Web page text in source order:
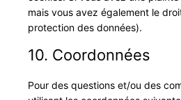
mais vous avez également le
protection des données).
10. Coordonnées
Pour des questions et/ou des